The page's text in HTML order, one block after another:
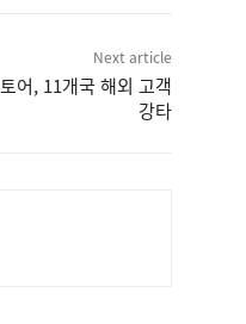
Next article
어, 11개국 해외 고객
강타